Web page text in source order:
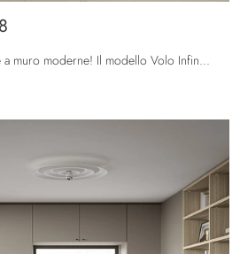
Clicca e scopri le Librerie a muro moderne! Il modello Volo Infinity M008 Colombini Casa saprà completare un soggiorno pratico e operativo.